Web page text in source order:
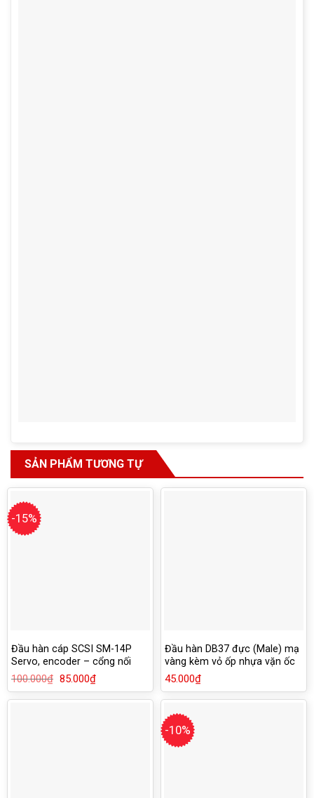
SẢN PHẨM TƯƠNG TỰ
-15%
Đầu hàn cáp SCSI SM-14P
Servo, encoder – cổng nối
motor đến Driver
100.000₫ Giá
là:
85.000₫Giá
hiện
tại
Đầu hàn DB37 đực (Male) mạ
vàng kèm vỏ ốp nhựa vặn ốc
vít
45.000₫
-10%